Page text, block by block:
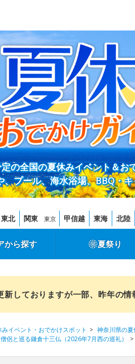
の全国の夏休みイベント＆お
、プール、海水浴場、BBQ・
東北 関東 東京 甲信越 東海 北陸
から探す 夏祭り
しておりますが一部、昨年の情
イベント・おでかけスポット
神奈川県の
僧侶と巡る鎌倉十三仏（2026年7月西の巡礼）